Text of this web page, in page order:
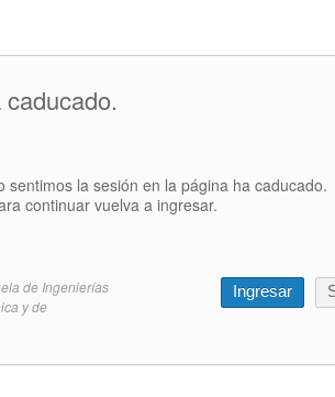
sentimos la sesión en la página ha caducado.
continuar vuelva a ingresar.
de Ingenierías
y de
Ingresar